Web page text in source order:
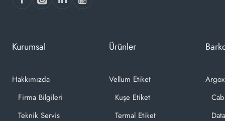
Kurumsal
Hakkımızda
Firma Bilgileri
Teknik Servis
Ürünler
Vellum Etiket
Kuşe Etiket
Termal Etiket